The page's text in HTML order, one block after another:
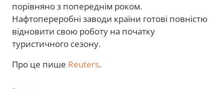
порівняно з попереднім роком.
Нафтопереробні заводи країни готові повністю
відновити свою роботу на початку
туристичного сезону.
Про це пише Reuters.